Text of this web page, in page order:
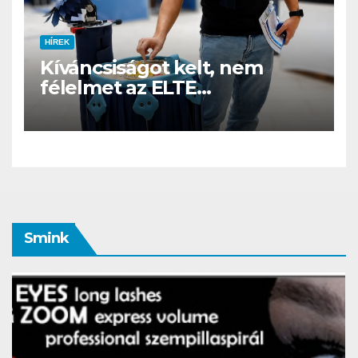
HÍREK
Kíváncsiságot kelt, nem
félelmet az ELTE
etológusainak felszolgáló
robotja
Smink